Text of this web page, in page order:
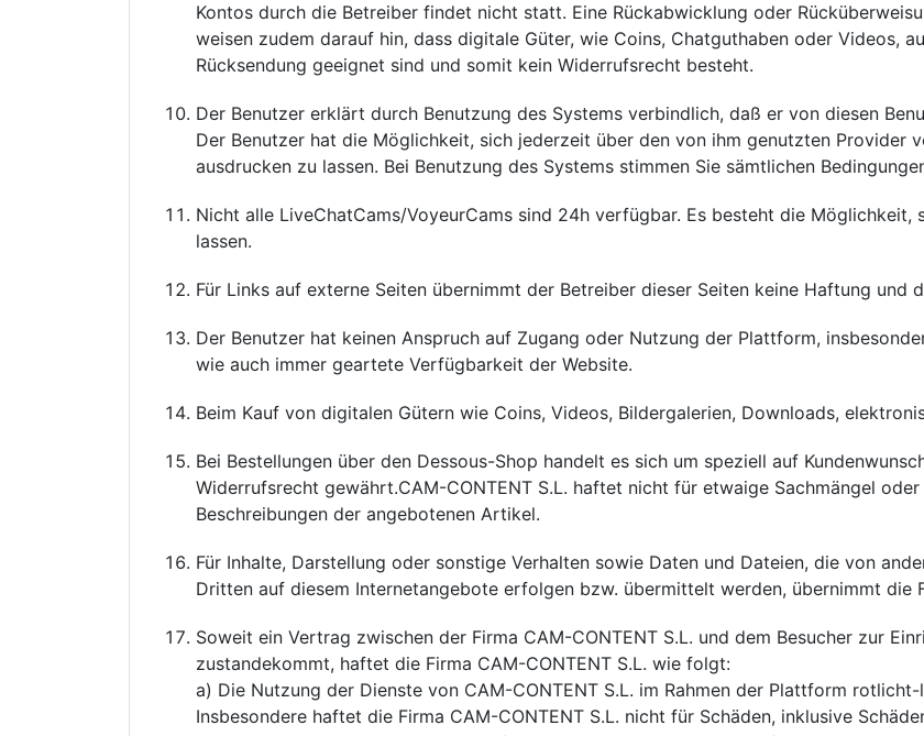
Kontos durch die Betreiber findet nicht statt. Eine Rückabwicklung oder
weisen zudem darauf hin, dass digitale Güter, wie Coins, Chatguthaben oder Videos,
Rücksendung geeignet sind und somit kein Widerrufsrecht besteht.
Der Benutzer erklärt durch Benutzung des Systems verbindlich, daß er von diesen
Der Benutzer hat die Möglichkeit, sich jederzeit über den von ihm genutzten Provider
ausdrucken zu lassen. Bei Benutzung des Systems stimmen Sie sämtlichen
Nicht alle LiveChatCams/VoyeurCams sind 24h verfügbar. Es besteht die
lassen.
Für Links auf externe Seiten übernimmt der Betreiber dieser Seiten keine Haftung und
Der Benutzer hat keinen Anspruch auf Zugang oder Nutzung der Plattform,
wie auch immer geartete Verfügbarkeit der Website.
Beim Kauf von digitalen Gütern wie Coins, Videos, Bildergalerien, Downloads,
Bei Bestellungen über den Dessous-Shop handelt es sich um speziell auf
Widerrufsrecht gewährt.CAM-CONTENT S.L. haftet nicht für etwaige Sachmängel
Beschreibungen der angebotenen Artikel.
Für Inhalte, Darstellung oder sonstige Verhalten sowie Daten und Dateien, die von
Dritten auf diesem Internetangebote erfolgen bzw. übermittelt werden, übernimmt die
Soweit ein Vertrag zwischen der Firma CAM-CONTENT S.L. und dem Besucher zur
zustandekommt, haftet die Firma CAM-CONTENT S.L. wie folgt:
a) Die Nutzung der Dienste von CAM-CONTENT S.L. im Rahmen der Plattform
Insbesondere haftet die Firma CAM-CONTENT S.L. nicht für Schäden, inklusive